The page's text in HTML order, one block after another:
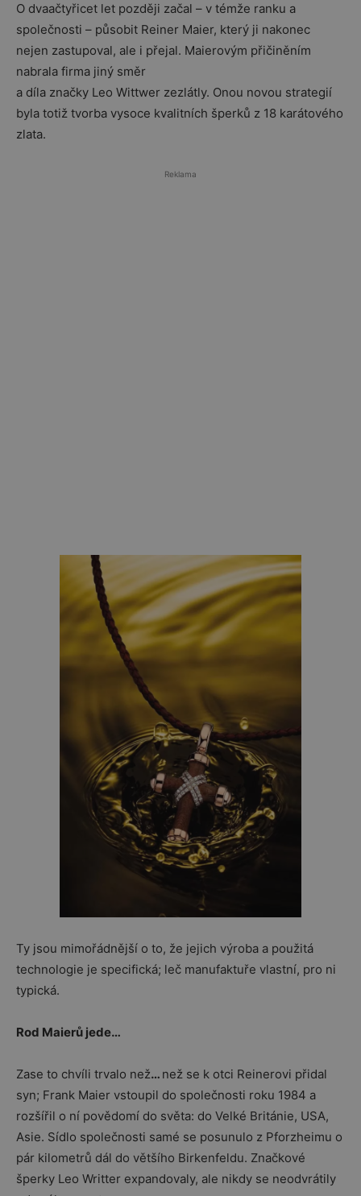
O dvaačtyřicet let později začal – v témže ranku a
společnosti – působit Reiner Maier, který ji nakonec
nejen zastupoval, ale i přejal. Maierovým přičiněním
nabrala firma jiný směr
a díla značky Leo Wittwer zezlátly. Onou novou strategií
byla totiž tvorba vysoce kvalitních šperků z 18 karátového
zlata.
Reklama
Ty jsou mimořádnější o to, že jejich výroba a použitá
technologie je specifická; leč manufaktuře vlastní, pro ni
typická.
Rod Maierů jede…
Zase to chvíli trvalo než… než se k otci Reinerovi přidal
syn; Frank Maier vstoupil do společnosti roku 1984 a
rozšířil o ní povědomí do světa: do Velké Británie, USA,
Asie. Sídlo společnosti samé se posunulo z Pforzheimu o
pár kilometrů dál do většího Birkenfeldu. Značkové
šperky Leo Writter expandovaly, ale nikdy se neodvrátily